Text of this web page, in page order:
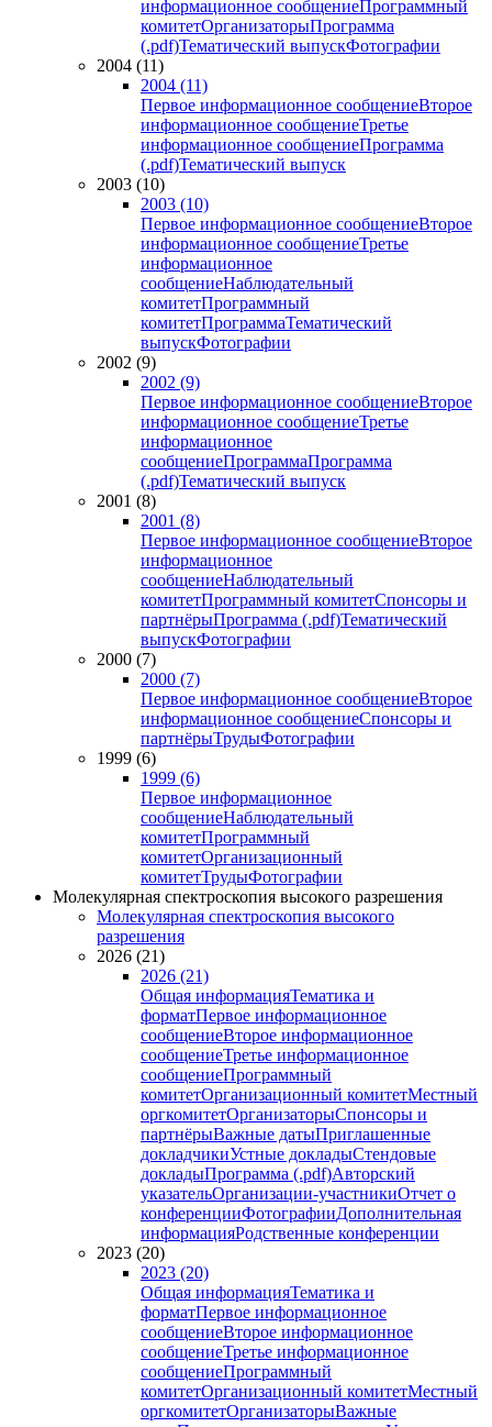
информационное сообщениеПрограммный
комитетОрганизаторыПрограмма
(.pdf)Тематический выпускФотографии
2004 (11)
2004 (11)
Первое информационное сообщениеВторое
информационное сообщениеТретье
информационное сообщениеПрограмма
(.pdf)Тематический выпуск
2003 (10)
2003 (10)
Первое информационное сообщениеВторое
информационное сообщениеТретье
информационное
сообщениеНаблюдательный
комитетПрограммный
комитетПрограммаТематический
выпускФотографии
2002 (9)
2002 (9)
Первое информационное сообщениеВторое
информационное сообщениеТретье
информационное
сообщениеПрограммаПрограмма
(.pdf)Тематический выпуск
2001 (8)
2001 (8)
Первое информационное сообщениеВторое
информационное
сообщениеНаблюдательный
комитетПрограммный комитетСпонсоры и
партнёрыПрограмма (.pdf)Тематический
выпускФотографии
2000 (7)
2000 (7)
Первое информационное сообщениеВторое
информационное сообщениеСпонсоры и
партнёрыТрудыФотографии
1999 (6)
1999 (6)
Первое информационное
сообщениеНаблюдательный
комитетПрограммный
комитетОрганизационный
комитетТрудыФотографии
Молекулярная спектроскопия высокого разрешения
Молекулярная спектроскопия высокого
разрешения
2026 (21)
2026 (21)
Общая информацияТематика и
форматПервое информационное
сообщениеВторое информационное
сообщениеТретье информационное
сообщениеПрограммный
комитетОрганизационный комитетМестный
оргкомитетОрганизаторыСпонсоры и
партнёрыВажные датыПриглашенные
докладчикиУстные докладыСтендовые
докладыПрограмма (.pdf)Авторский
указательОрганизации-участникиОтчет о
конференцииФотографииДополнительная
информацияРодственные конференции
2023 (20)
2023 (20)
Общая информацияТематика и
форматПервое информационное
сообщениеВторое информационное
сообщениеТретье информационное
сообщениеПрограммный
комитетОрганизационный комитетМестный
оргкомитетОрганизаторыВажные